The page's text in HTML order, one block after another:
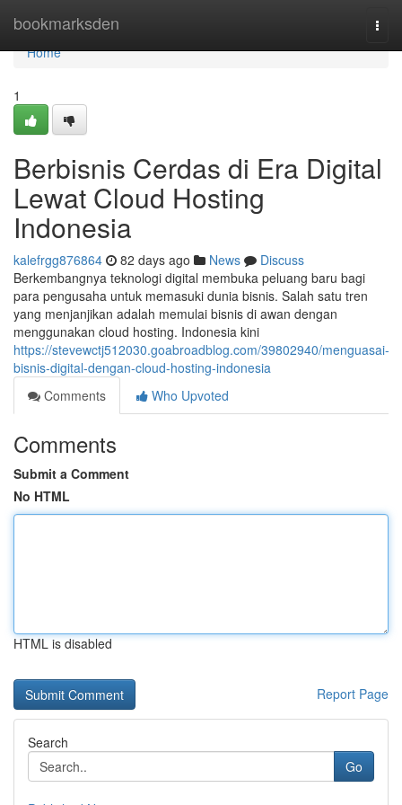
bookmarksden
Home
Home
1
Berbisnis Cerdas di Era Digital
Lewat Cloud Hosting
Indonesia
kalefrgg876864 82 days ago News
Discuss
Berkembangnya teknologi digital membuka peluang baru bagi
para pengusaha untuk memasuki dunia bisnis. Salah satu tren
yang menjanjikan adalah memulai bisnis di awan dengan
menggunakan cloud hosting. Indonesia kini
https://stevewctj512030.goabroadblog.com/39802940/menguasai-
bisnis-digital-dengan-cloud-hosting-indonesia
Comments
Who Upvoted
Comments
Submit a Comment
No HTML
HTML is disabled
Report Page
Search
Go